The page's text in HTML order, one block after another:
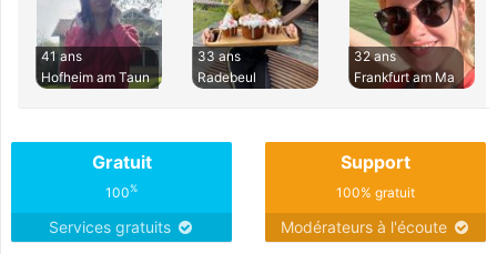
41 ans
Hofheim am Taun
33 ans
Radebeul
32 ans
Frankfurt am Ma
Gratuit
100%
Services gratuits
Support
100% gratuit
Modérateurs à l'écoute